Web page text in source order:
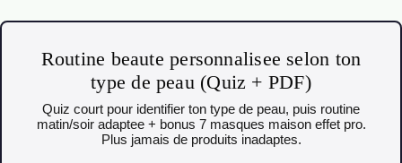
Routine beaute personnalisee selon ton
type de peau (Quiz + PDF)
Quiz court pour identifier ton type de peau, puis routine
matin/soir adaptee + bonus 7 masques maison effet pro.
Plus jamais de produits inadaptes.